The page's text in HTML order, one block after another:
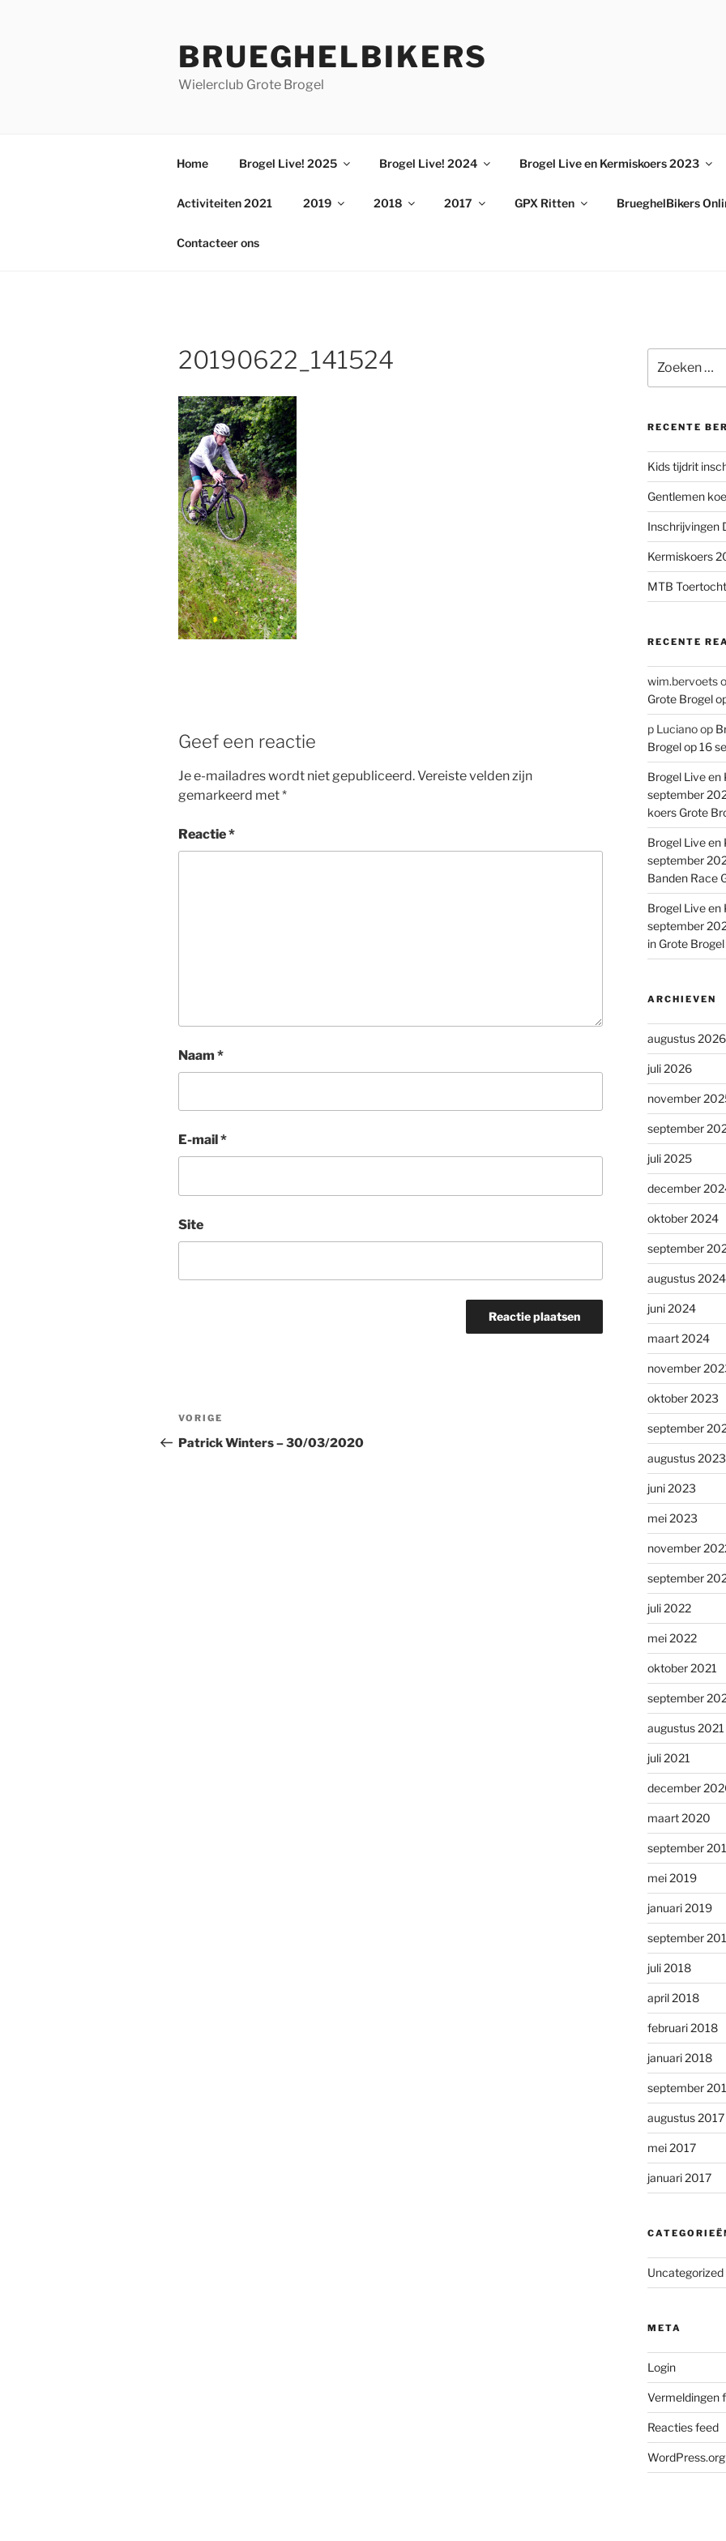
BRUEGHELBIKERS
Wielerclub Grote Brogel
Home Brogel Live! 2025 Brogel Live! 2024 Brogel Live en Kermiskoers 2023
Activiteiten 2021 2019 2018 2017 GPX Ritten BrueghelBikers
Contacteer ons
20190622_141524
Geef een reactie
Je e-mailadres wordt niet gepubliceerd.Vereiste velden zijn
gemarkeerd met*
Reactie*
Naam *
E-mail *
Site
Bericht
navigatie
Vorig
bericht
VORIGE
Patrick Winters – 30/03/2020
naar:
RECENTE
Kids tijdrit
Gentlemen
Inschrijvingen
Kermiskoers
MTB
RECENTE
wim.bervoets
Grote Brogel
p Lucianoop
Brogel op 16
Brogel Live en
september
koers Grote
Brogel Live en
september
Banden Race
Brogel Live en
september
in Grote
ARCHIEVEN
augustus 2026
juli 2026
november
september
juli 2025
december
oktober 2024
september
augustus 2024
juni 2024
maart 2024
november
oktober 2023
september
augustus 2023
juni 2023
mei 2023
november
september
juli 2022
mei 2022
oktober 2021
september
augustus 2021
juli 2021
december
maart 2020
september
mei 2019
januari 2019
september
juli 2018
april 2018
februari 2018
januari 2018
september
augustus 2017
mei 2017
januari 2017
Uncategorized
META
Login
Vermeldingen
Reacties feed
WordPress.org